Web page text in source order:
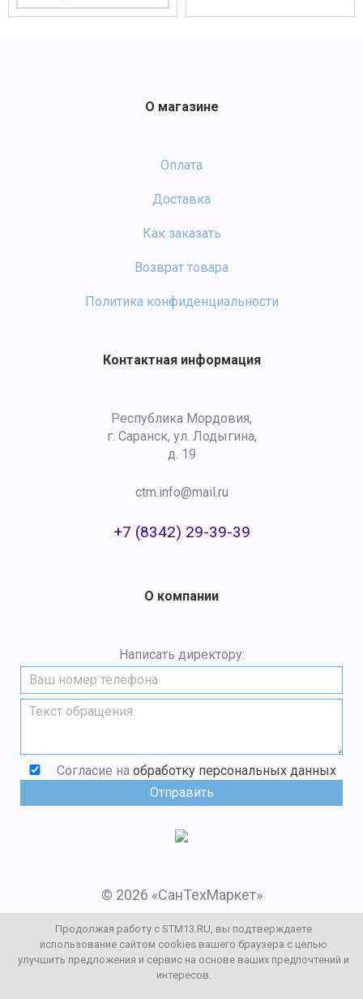
Мы в социальных сетях:
Заказать звонок
© 2026 «СанТехМаркет»
О магазине
Оплата
Доставка
Как заказать
Возврат товара
Политика конфиденциальности
О компании
Написать директору:
Согласие на обработку персональных данных
Контактная информация
Республика Мордовия,
г. Саранск, ул. Лодыгина,
д. 19
ctm.info@mail.ru
+7 (8342) 29-39-39
Продолжая работу с STM13.RU, вы подтверждаете
использование сайтом cookies вашего браузера с целью
улучшить предложения и сервис на основе ваших предпочтений и
интересов.